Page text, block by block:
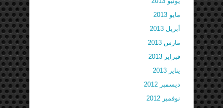
مايو 2013
أبريل 2013
مارس 2013
فبراير 2013
يناير 2013
ديسمبر 2012
نوفمبر 2012